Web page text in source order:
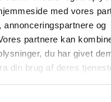
med vores
annonceringspartnere og
partnere kan
du har givet
din brug af deres